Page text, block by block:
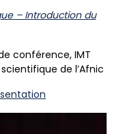
– Introduction du
conférence, IMT
de l’Afnic